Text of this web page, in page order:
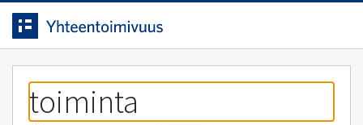
Siirrytty
sivulle
Siirry suoraan sisältöön.
toiminta